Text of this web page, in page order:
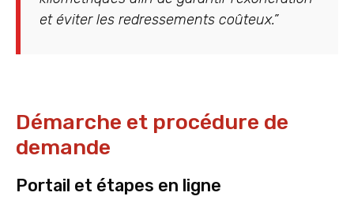
et éviter les redressements coûteux.”
Démarche et procédure de
demande
Portail et étapes en ligne